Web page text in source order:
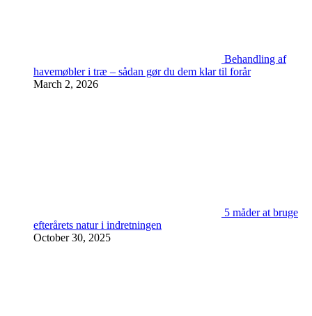
Behandling af
havemøbler i træ – sådan gør du dem klar til forår
March 2, 2026
5 måder at bruge
efterårets natur i indretningen
October 30, 2025